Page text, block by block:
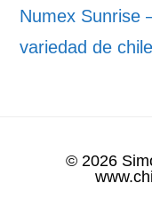
Numex Sunrise
variedad de chile
© 2026